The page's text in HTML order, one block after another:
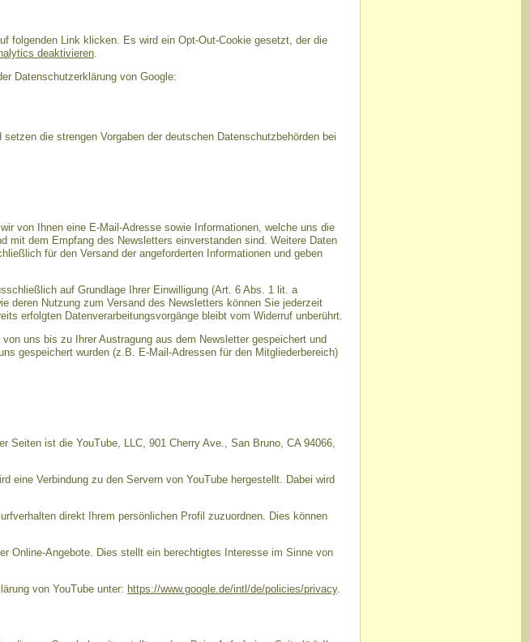
folgenden Link klicken. Es wird ein Opt-Out-Cookie gesetzt, der die
deaktivieren.
Datenschutzerklärung von Google:
die strengen Vorgaben der deutschen Datenschutzbehörden bei
von Ihnen eine E-Mail-Adresse sowie Informationen, welche uns die
mit dem Empfang des Newsletters einverstanden sind. Weitere Daten
für den Versand der angeforderten Informationen und geben
auf Grundlage Ihrer Einwilligung (Art. 6 Abs. 1 lit. a
deren Nutzung zum Versand des Newsletters können Sie jederzeit
erfolgten Datenverarbeitungsvorgänge bleibt vom Widerruf unberührt.
uns bis zu Ihrer Austragung aus dem Newsletter gespeichert und
gespeichert wurden (z.B. E-Mail-Adressen für den Mitgliederbereich)
Seiten ist die YouTube, LLC, 901 Cherry Ave., San Bruno, CA 94066,
eine Verbindung zu den Servern von YouTube hergestellt. Dabei wird
direkt Ihrem persönlichen Profil zuzuordnen. Dies können
Online-Angebote. Dies stellt ein berechtigtes Interesse im Sinne von
von YouTube unter: https://www.google.de/intl/de/policies/privacy.